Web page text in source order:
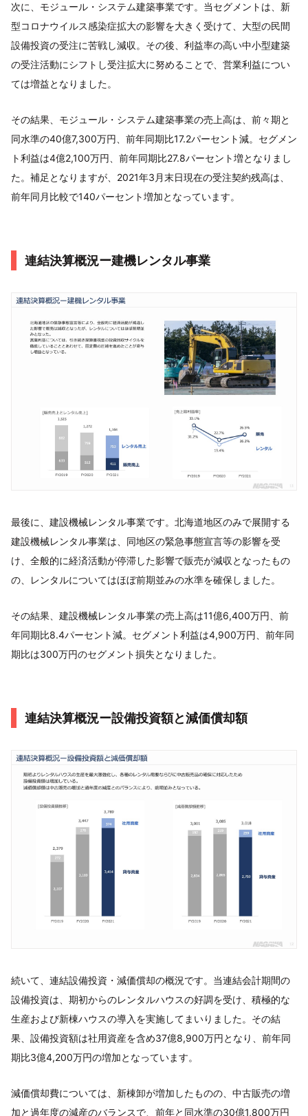
次に、モジュール・システム建築事業です。当セグメントは、新
型コロナウイルス感染症拡大の影響を大きく受けて、大型の民間
設備投資の受注に苦戦し減収。その後、利益率の高い中小型建築
の受注活動にシフトし受注拡大に努めることで、営業利益につい
ては増益となりました。
その結果、モジュール・システム建築事業の売上高は、前々期と
同水準の40億7,300万円、前年同期比17.2パーセント減。セグメン
ト利益は4億2,100万円、前年同期比27.8パーセント増となりまし
た。補足となりますが、2021年3月末日現在の受注契約残高は、
前年同月比較で140パーセント増加となっています。
連結決算概況ー建機レンタル事業
最後に、建設機械レンタル事業です。北海道地区のみで展開する
建設機械レンタル事業は、同地区の緊急事態宣言等の影響を受
け、全般的に経済活動が停滞した影響で販売が減収となったもの
の、レンタルについてはほぼ前期並みの水準を確保しました。
その結果、建設機械レンタル事業の売上高は11億6,400万円、前
年同期比8.4パーセント減。セグメント利益は4,900万円、前年同
期比は300万円のセグメント損失となりました。
連結決算概況ー設備投資額と減価償却額
続いて、連結設備投資・減価償却の概況です。当連結会計期間の
設備投資は、期初からのレンタルハウスの好調を受け、積極的な
生産および新棟ハウスの導入を実施してまいりました。その結
果、設備投資額は社用資産を含め37億8,900万円となり、前年同
期比3億4,200万円の増加となっています。
減価償却費については、新棟卸が増加したものの、中古販売の増
加と過年度の減産のバランスで、前年と同水準の30億1,800万円